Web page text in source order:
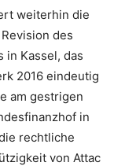
weiterhin die
des
in Kassel, das
2016 eindeutig
am gestrigen
in
rechtliche
von Attac